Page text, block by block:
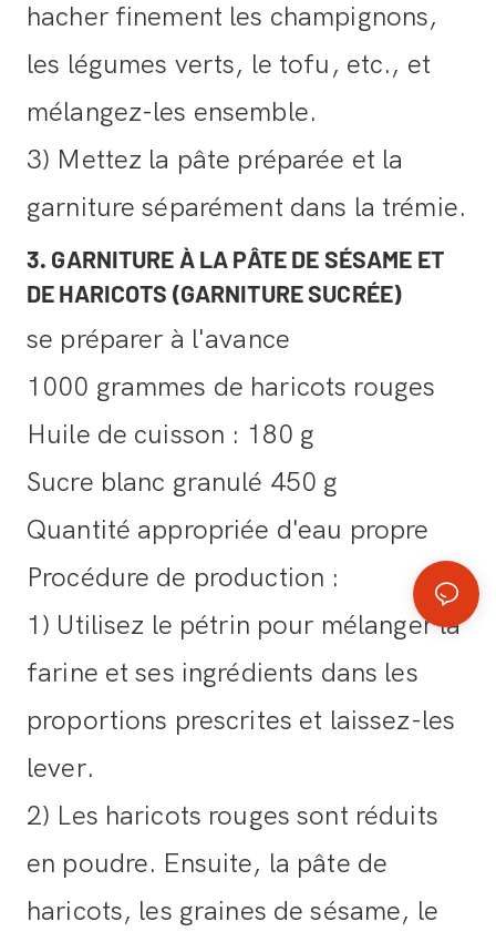
hacher finement les champignons,
les légumes verts, le tofu, etc., et
mélangez-les ensemble.
3) Mettez la pâte préparée et la
garniture séparément dans la trémie.
3. GARNITURE À LA PÂTE DE SÉSAME ET
DE HARICOTS (GARNITURE SUCRÉE)
se préparer à l'avance
1000 grammes de haricots rouges
Huile de cuisson : 180 g
Sucre blanc granulé 450 g
Quantité appropriée d'eau propre
Procédure de production :
1) Utilisez le pétrin pour mélanger la
farine et ses ingrédients dans les
proportions prescrites et laissez-les
lever.
2) Les haricots rouges sont réduits
en poudre. Ensuite, la pâte de
haricots, les graines de sésame, le